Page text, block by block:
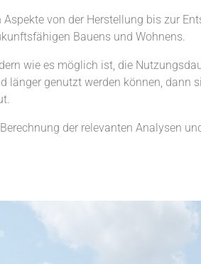
von der Herstellung bis zur
Bauens und Wohnens.
wie es möglich ist, die
länger genutzt werden können, dann
der relevanten Analysen